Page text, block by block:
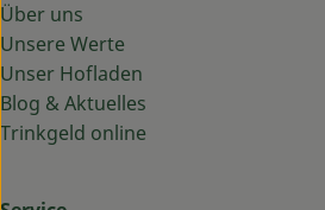
Über uns
Unsere Werte
Unser Hofladen
Blog & Aktuelles
Trinkgeld online